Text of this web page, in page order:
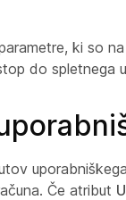
ki so
do spletnega
Če atribut